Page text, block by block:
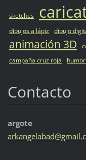
sketches
dibujos a lápiz dibujo
animación 3D
campaña cruz roja
Contacto
argote
arkangelabad@gma